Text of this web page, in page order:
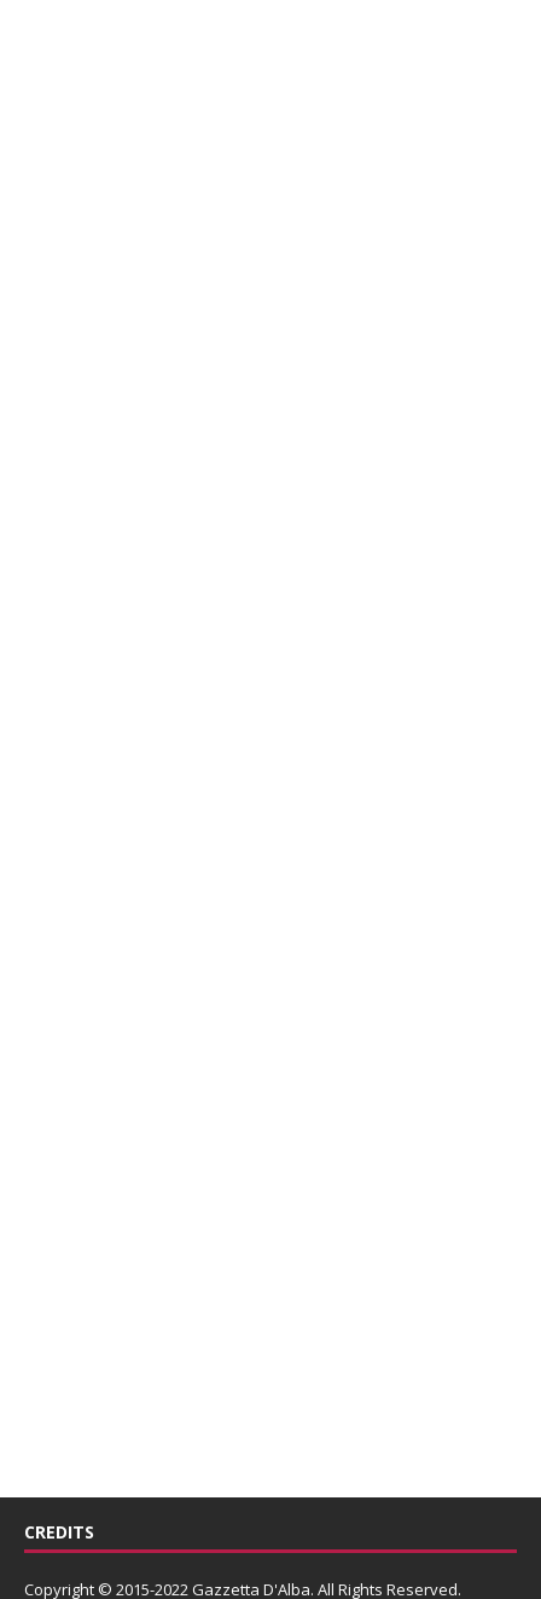
CREDITS
Copyright © 2015-2022 Gazzetta D'Alba. All Rights Reserved.